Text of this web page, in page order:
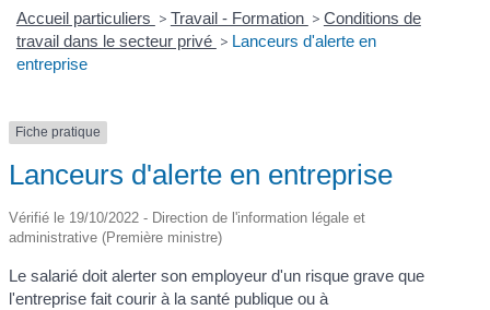
Accueil particuliers > Travail - Formation > Conditions de
travail dans le secteur privé > Lanceurs d'alerte en
entreprise
Fiche pratique
Lanceurs d'alerte en entreprise
Vérifié le 19/10/2022 - Direction de l'information légale et
administrative (Première ministre)
Le salarié doit alerter son employeur d'un risque grave que
l'entreprise fait courir à la santé publique ou à